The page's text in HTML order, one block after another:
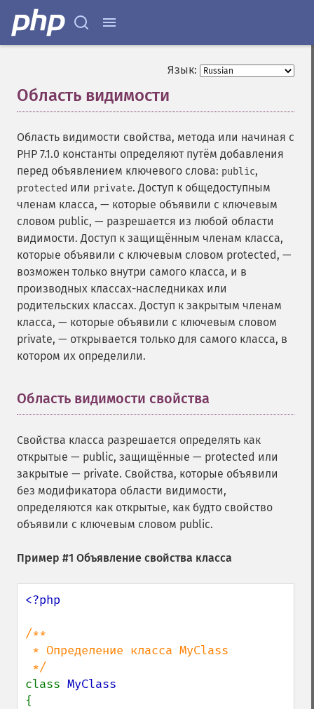
Язык:
Область видимости
Область видимости свойства, метода или начиная c
PHP 7.1.0 константы определяют путём добавления
перед объявлением ключевого слова: public,
protected или private. Доступ к общедоступным
членам класса, — которые объявили с ключевым
словом public, — разрешается из любой области
видимости. Доступ к защищённым членам класса,
которые объявили с ключевым словом protected, —
возможен только внутри самого класса, и в
производных классах-наследниках или
родительских классах. Доступ к закрытым членам
класса, — которые объявили с ключевым словом
private, — открывается только для самого класса, в
котором их определили.
Область видимости свойства
Свойства класса разрешается определять как
открытые — public, защищённые — protected или
закрытые — private. Свойства, которые объявили
без модификатора области видимости,
определяются как открытые, как будто свойство
объявили с ключевым словом public.
Пример #1 Объявление свойства класса
<?php
/**
class
{